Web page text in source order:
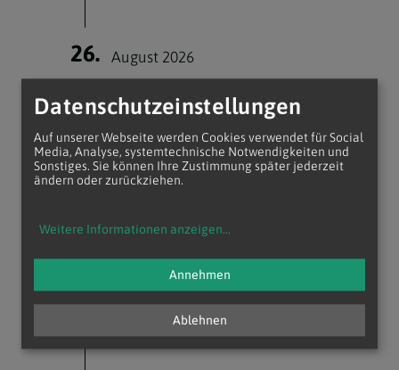
26. August 2026
11:00 Uhr
Wort-Gottes-Feier
Wiesengasse 17
2230 Gänserndorf
18:30 Uhr
Vorabendmesse
Emmauskirche Gänserndorf-Süd
Datenschutzeinstellungen
Auf unserer Webseite werden Cookies verwendet für Social
Media, Analyse, systemtechnische Notwendigkeiten und
Sonstiges. Sie können Ihre Zustimmung später jederzeit
ändern oder zurückziehen.
Weitere Informationen anzeigen...
Ablehnen
Annehmen